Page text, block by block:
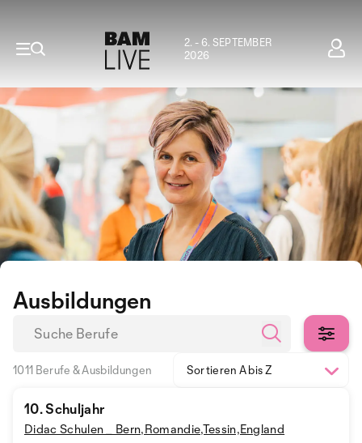
2. - 6. SEPTEMBER
2026
Ausbildungen
1011 Berufe & Ausbildungen Sortieren A bis Z
10. Schuljahr
Didac Schulen _ Bern,Romandie,Tessin,England